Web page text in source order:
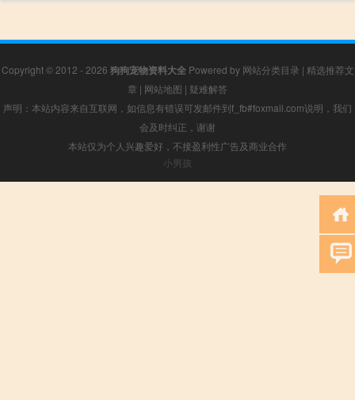
Copyright © 2012 - 2026 狗狗宠物资料大全Powered by 网站分类目录 | 精选推荐文
章 | 网站地图 | 疑难解答
声明：本站内容来自互联网，如信息有错误可发邮件到f_fb#foxmail.com说明，我们
会及时纠正，谢谢
本站仅为个人兴趣爱好，不接盈利性广告及商业合作
小男孩